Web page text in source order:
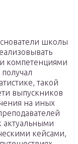
школы
компетенциями
такой
выпускников
на иных
актуальными
кейсами,